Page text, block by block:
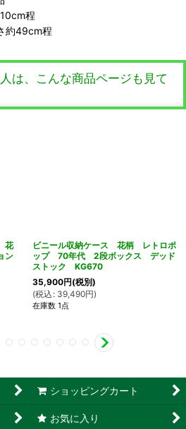
程
約49cm程
は、こんな商品ページも見て
花
ン
ビニール収納ケース 花柄 レトロポ
ップ 70年代 2段ボックス デッド
ストック KG670
35,900円(税別)
(税込 : 39,490円)
在庫数 1点
ショッピングカート
お気に入り